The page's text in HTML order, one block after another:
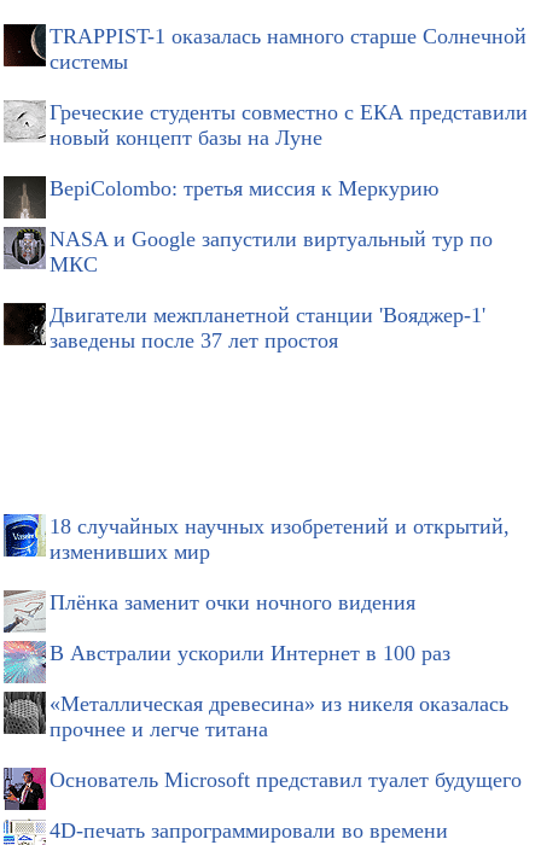
TRAPPIST-1 оказалась намного старше Солнечной
системы
Греческие студенты совместно с ЕКА представили
новый концепт базы на Луне
BepiColombo: третья миссия к Меркурию
NASA и Google запустили виртуальный тур по
МКС
Двигатели межпланетной станции 'Вояджер-1'
заведены после 37 лет простоя
18 случайных научных изобретений и открытий,
изменивших мир
Плёнка заменит очки ночного видения
В Австралии ускорили Интернет в 100 раз
«Металлическая древесина» из никеля оказалась
прочнее и легче титана
Основатель Microsoft представил туалет будущего
4D-печать запрограммировали во времени